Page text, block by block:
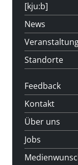
[kju:b]
News
Standorte
Feedback
Kontakt
Über uns
Jobs